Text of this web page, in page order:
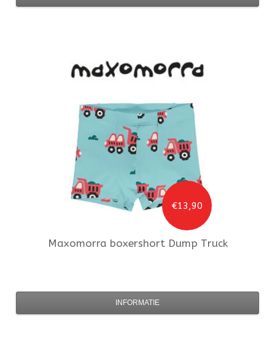
€13,90
Maxomorra boxershort Dump Truck
INFORMATIE